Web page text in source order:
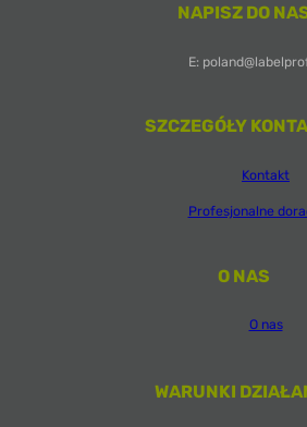
NAPISZ DO
E:
SZCZEGÓŁY
Kontakt
Profesjonalne
O NAS
O nas
WARUNKI